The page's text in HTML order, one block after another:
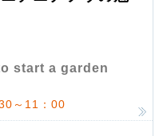
start a garden
～11：00